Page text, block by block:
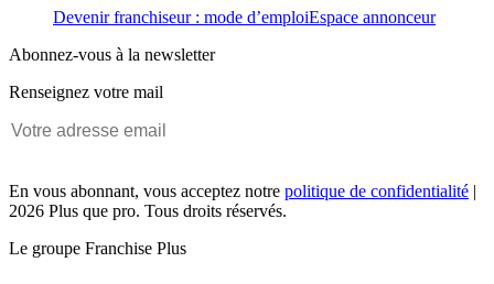
Devenir franchiseur : mode d’emploiEspace annonceur
Abonnez-vous à la newsletter
Renseignez votre mail
En vous abonnant, vous acceptez notre politique de confidentialité |
2026 Plus que pro. Tous droits réservés.
Le groupe Franchise Plus